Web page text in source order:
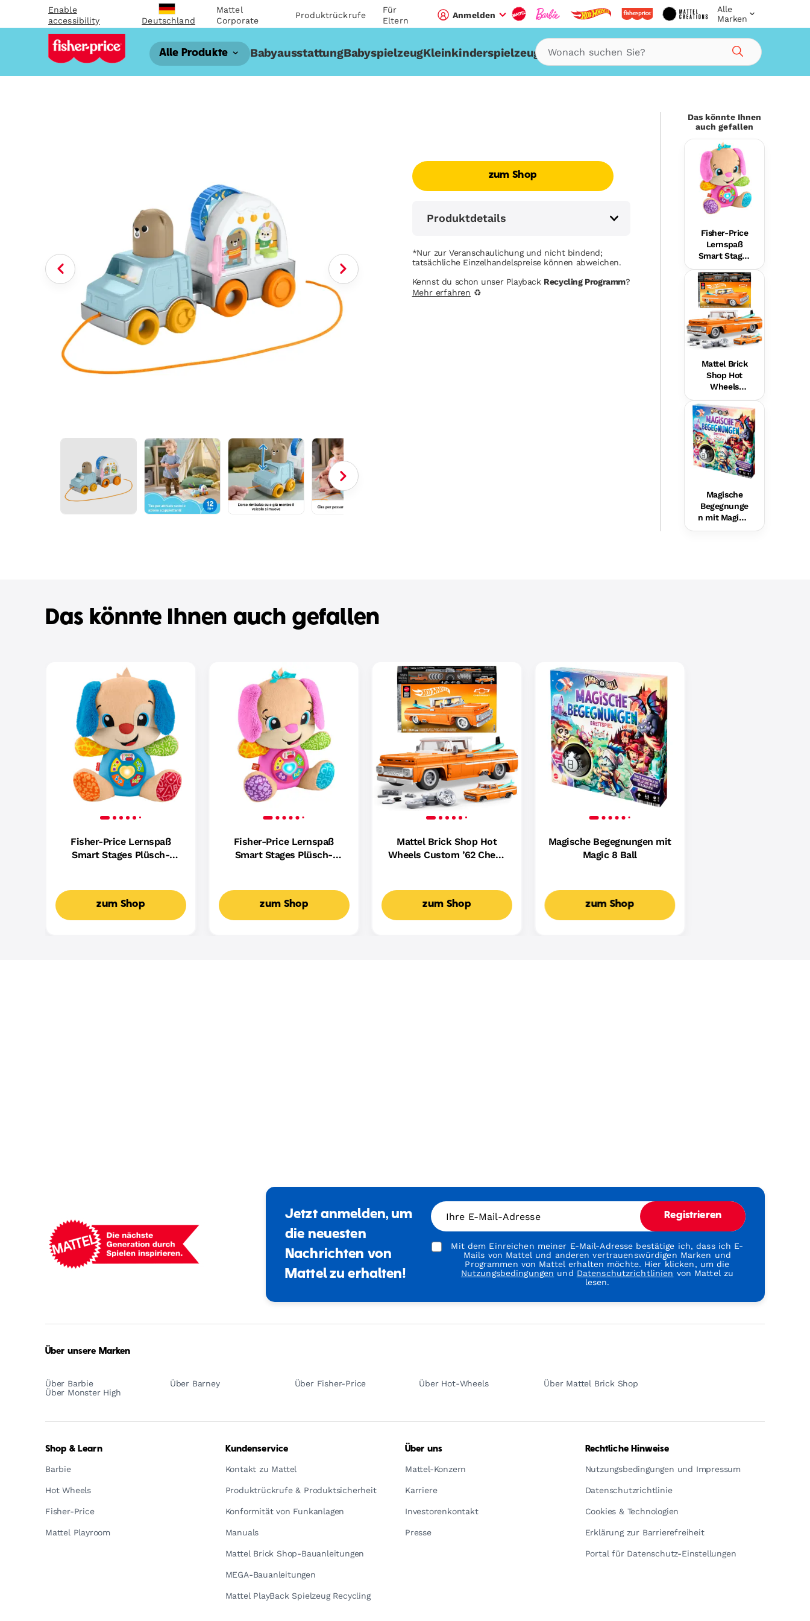
Enable
accessibility
Deutschland
Mattel
Corporate
Produktrückrufe
Für
Eltern
Anmelden
Alle
Marken
Alle Produkte BabyausstattungBabyspielzeugKleinkinderspielzeug
Suche
zum Shop
Produktdetails
*Nur zur Veranschaulichung und nicht bindend;
tatsächliche Einzelhandelspreise können abweichen.
Kennst du schon unser Playback Recycling Programm?
Mehr erfahren ♻
Das könnte Ihnen
auch gefallen
Fisher-Price
Lernspaß
Smart Stages
Plüsch-
Hundefreund
in Für Babys,
Musikalische
s
Lernspielzeu
g,
Mehrsprachi
ge Version
Mattel Brick
Shop Hot
Wheels
Custom ’62
Chevy
Pickup
Bauset (858
Teile), Für
Sammler
Magische
Begegnunge
n mit Magic 8
Ball
Das könnte Ihnen auch gefallen
Fisher-Price Lernspaß
Smart Stages Plüsch-
Mehrsprachige Version
zum Shop
Fisher-Price Lernspaß
Smart Stages Plüsch-
Mehrsprachige Version
zum Shop
Mattel Brick Shop Hot
Wheels Custom ’62 Chevy
zum Shop
Magische Begegnungen mit
Magic 8 Ball
zum Shop
Through
Jetzt anmelden, um
die neuesten
Nachrichten von
Mattel zu erhalten!
Ihre E-Mail-Adresse Registrieren
Mit dem Einreichen meiner E-Mail-Adresse bestätige ich, dass ich E-
Mails von Mattel und anderen vertrauenswürdigen Marken und
Programmen von Mattel erhalten möchte. Hier klicken, um die
Nutzungsbedingungen und Datenschutzrichtlinien von Mattel zu
lesen.
Über unsere Marken
Über Barbie Über Barney Über Fisher-Price Über Hot-Wheels
Über Mattel Brick Shop
Über Monster High
Shop & Learn
Barbie
Hot Wheels
Fisher-Price
Mattel Playroom
Kundenservice
Kontakt zu Mattel
Produktrückrufe & Produktsicherheit
Konformität von Funkanlagen
Manuals
Mattel Brick Shop-Bauanleitungen
MEGA-Bauanleitungen
Mattel PlayBack Spielzeug Recycling
Über uns
Mattel-Konzern
Karriere
Investorenkontakt
Presse
Rechtliche Hinweise
Nutzungsbedingungen und Impressum
Datenschutzrichtlinie
Cookies & Technologien
Erklärung zur Barrierefreiheit
Portal für Datenschutz-Einstellungen